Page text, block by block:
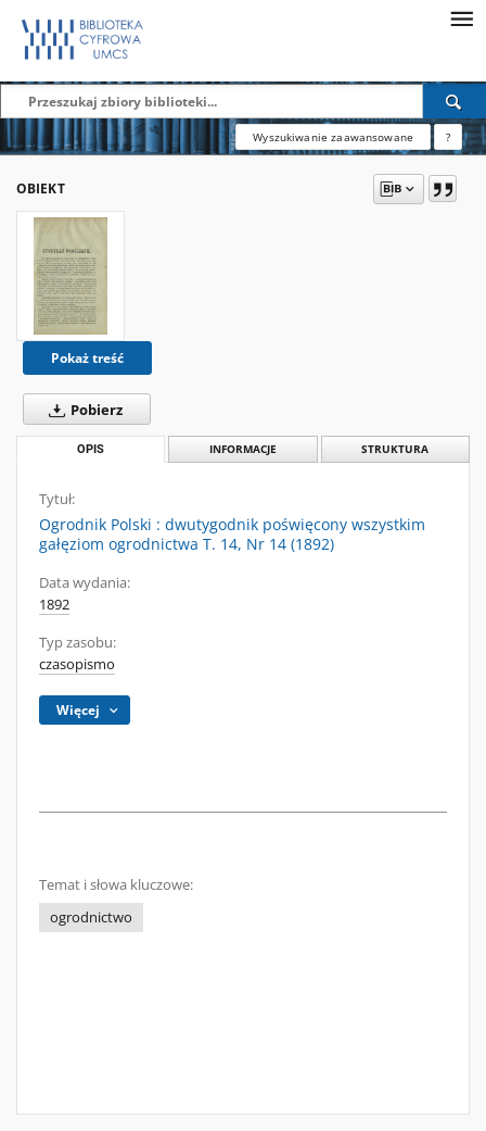
Wyszukiwanie zaawansowane ?
OBIEKT
Pokaż treść
Pobierz
OPIS INFORMACJE STRUKTURA
Tytuł:
Ogrodnik Polski : dwutygodnik poświęcony wszystkim
gałęziom ogrodnictwa T. 14, Nr 14 (1892)
Data wydania:
1892
Typ zasobu:
czasopismo
Więcej
Temat i słowa kluczowe:
ogrodnictwo